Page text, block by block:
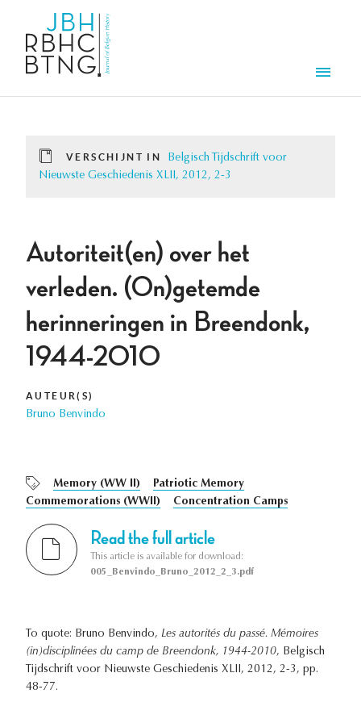
VERSCHIJNT IN
Belgisch Tijdschrift voor
Nieuwste Geschiedenis XLII, 2012, 2-3
Autoriteit(en) over het
verleden. (On)getemde
herinneringen in Breendonk,
1944-2010
AUTEUR(S)
Bruno Benvindo
Memory (WW II)
Patriotic Memory
Commemorations (WWII)
Concentration Camps
Read the full article
This article is available for download:
005_Benvindo_Bruno_2012_2_3.pdf
To quote: Bruno Benvindo, Les autorités du passé. Mémoires
(in)disciplinées du camp de Breendonk, 1944-2010, Belgisch
Tijdschrift voor Nieuwste Geschiedenis XLII, 2012, 2-3, pp.
48-77.